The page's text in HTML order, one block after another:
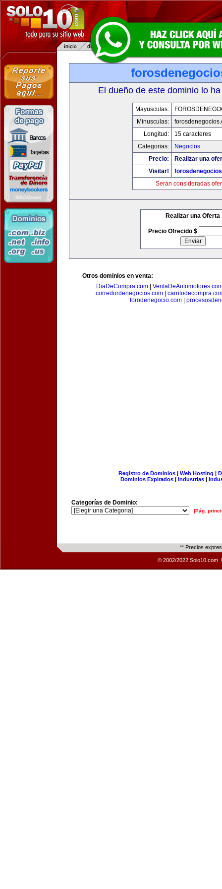
El dueño de este dominio lo
Mayusculas:
Minusculas:
Longitud:
15 caracteres
Categorias:
Negocios
Precio:
Realizar una
Visitar!
Serán consideradas
Realizar una Oferta
Precio Ofrecido $
Otros dominios en venta:
DiaDeCompra.com|
corredordenegocios.com
forodenegocio.com
Registro de Dominios| Web Hosting |
Dominios Expirados | Industrias |
Categorías de Dominio:
[Pág.
** Precios
© 2002/2022 Solo10.com